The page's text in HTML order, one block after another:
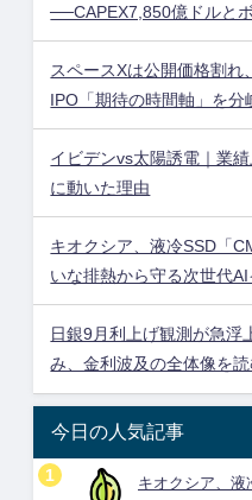
──CAPEX7,850億ドルと
スペースXは公開価格割
IPO「期待の時間軸」を分
イビデンvs太陽誘電｜業
に動いた理由
キオクシア、液冷SSD「
いな排熱から守る次世代
日銀9月利上げ観測が急浮
み、金利波及の全体像を
今日の人気記事
キオクシア、液